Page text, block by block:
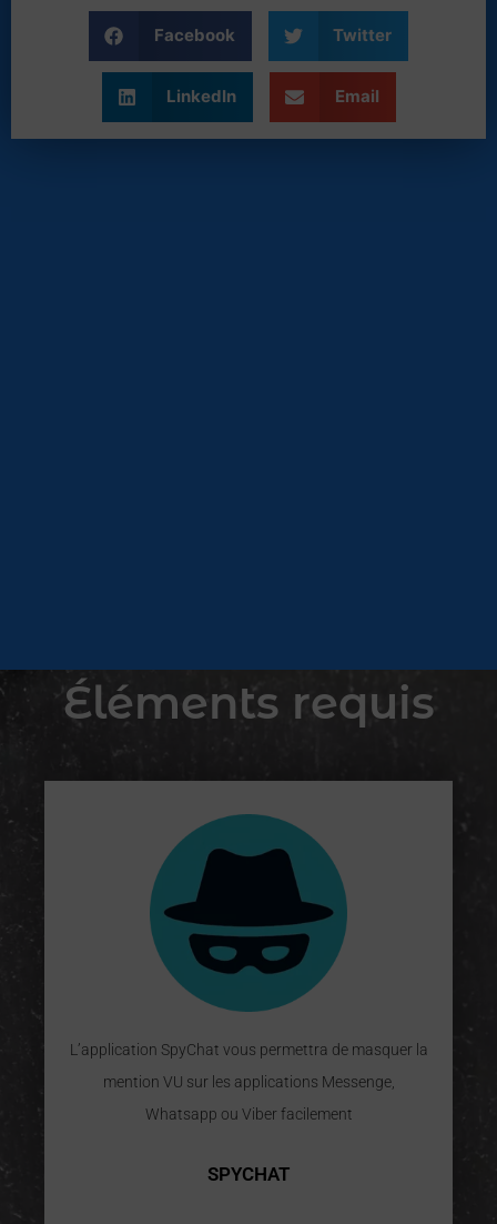
Facebook Twitter
LinkedIn Email
Éléments requis
L’application SpyChat vous permettra de masquer la
mention VU sur les applications Messenge,
Whatsapp ou Viber facilement
SPYCHAT